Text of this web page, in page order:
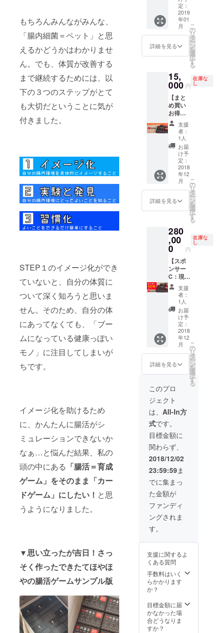
もちろんみんながみんな、
「腸内細菌＝ペット」と思
えるかどうかはわかりませ
ん。でも、体質が改善する
まで継続するためには、以
下の３つのステップがとて
も大切だということに気が
付きました。
STEP１のイメージ化ができ
ていないと、自分の体質に
ついて深く知ろうと思いま
せん。そのため、自分の体
にあってなくても、「ブー
ムになっている健康っぽい
モノ」に注目してしまいが
ちです。
イメージ化を助けるため
に、かんたんに腸活がシ
ミュレーションできないか
なぁ…と悩んだ結果、私の
頭の中にある 「腸活＝育成
ゲーム」をそのまま「カー
ドゲーム」にしたい！ と思
うようになりました。
▼思い立ったが吉日！さっ
そく作ったできたてほやほ
やの腸活ゲームサンプル版
て頂戴
させて
いただ
理解頂
きます
お願い
いたし
ます。
外はご
覧いた
だくこ
とはで
ん。
※CAMP
ム上同
じ金額
で申請
出来な
いの
で、増
額分の
金額は
応援の
お気持
ちとし
て頂戴
させて
いただ
理解頂
きます
お願い
いたし
ます。
外への
ご送付
をご希
望の方
は別途
ご相談
YouTub
eの限定
公開の
URLを
お伝え
させて
いただ
く形と
なり、
ご購入
者様以
外はご
覧いた
だくこ
とはで
ん。
※CAMP
ム上同
じ金額
で申請
出来な
いの
で、増
額分の
金額は
応援の
お気持
ちとし
て頂戴
させて
いただ
きま
す。ご
きます
ようよ
お願い
いたし
ます。
ニュア
ル』に
サイン
を添え
た特別
版を完
けしま
す！
込み）
※画像は
サンプ
ルで
す。 ※
発送は
日本国
内の
み。海
外への
ご送付
をご希
望の方
は別途
動画は
YouTub
eの限定
URLを
お伝え
させて
いただ
く形と
なり、
ご購入
者様以
外はご
覧いた
だくこ
とはで
きませ
ん。
※CAMP
システ
じ金額
で申請
いの
で、増
額分の
金額は
応援の
ちとし
て頂戴
いただ
きま
理解頂
ろしく
お願い
いたし
ます。
入荷！
たのし
くお勉
強パッ
ク】 限
定解説
動画付
ゲーム
「腸内
革命」
の初回
印刷版
と本プ
ロジェ
クト
オー
ナーが
書いた
『「発
酵菌」
早わか
りマ
ニュア
ル』に
版を完
成次第
いち早
くお届
けしま
す！
（送料
込み）
※画像は
サンプ
ルで
す。 ※
発送は
タイ(海
外)の
み。日
本国内
へのご
により
入荷！
たのし
くお勉
強パッ
ク】を
お選び
くださ
い。ま
の別地
域への
ご送付
をご希
望の方
は別途
メッ
相談く
ださ
い。 ※
動画は
YouTub
eの限定
お伝え
させて
いただ
定：
2019
年01
月
詳細を見る
こ
の
リ
タ
ー
ン
を
選
択
す
る
15,
000 円
在庫な
し
【まと
め買い
お得
パッ
ク】 限
定解説
動画付
きで、
腸活
ゲーム
「腸内
革命」
の初回
印刷版5
個セッ
第いち
早くお
届けし
ます！
（送料
込み）
施設や
学校で
食育イ
ベント
をした
り、プ
レゼン
ト等を
想定さ
れる方
向けの
お得な
セット
※画像は
サンプ
ルで
す。 ※
発送は
日本国
内の
み。海
外への
ご送付
をご希
望の方
は別途
ご相談
くださ
い。 ※
動画は
YouTub
URLを
させて
いただ
く形と
なり、
外はご
覧いた
だくこ
支援
者：
1人
お届
け予
定：
2018
年12
月
詳細を見る
こ
の
リ
タ
ー
ン
を
選
択
す
る
280
,00
0 円
在庫な
し
【スポ
ンサー
C：現物
どどん
と100個
パック
早割】
限定解
説動画
付き
で、腸
活ゲー
ム「腸
内革
命」の
刷版100
個セッ
トを、
完成次
第いち
早くお
届けし
ます！
（送料
込
み）
シンプ
ルに腸
活ゲー
ム「腸
内革
命」だ
けを最
けす
得レベ
ル最強
早割
パック
サンプ
ルで
す。 ※
支援
者：
1人
お届
け予
定：
2018
年12
月
詳細を見る
こ
の
リ
タ
ー
ン
を
選
択
す
る
このプロ
ジェクト
は、 All-In方
式です。
目標金額に
関わらず、
2018/12/02
23:59:59ま
でに集まっ
た金額が
ファンディ
ングされま
す。
支援に関するよ
くある質問
手数料はいく
らかかります
か？
目標金額に届
かなかった場
合どうなりま
すか？